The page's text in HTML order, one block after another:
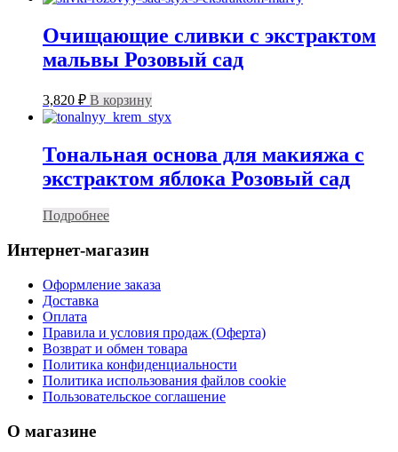
Очищающие сливки с экстрактом
мальвы Розовый сад
3,820 ₽ В корзину
Тональная основа для макияжа с
экстрактом яблока Розовый сад
Подробнее
Интернет-магазин
Оформление заказа
Доставка
Оплата
Правила и условия продаж (Оферта)
Возврат и обмен товара
Политика конфиденциальности
Политика использования файлов cookie
Пользовательское соглашение
О магазине